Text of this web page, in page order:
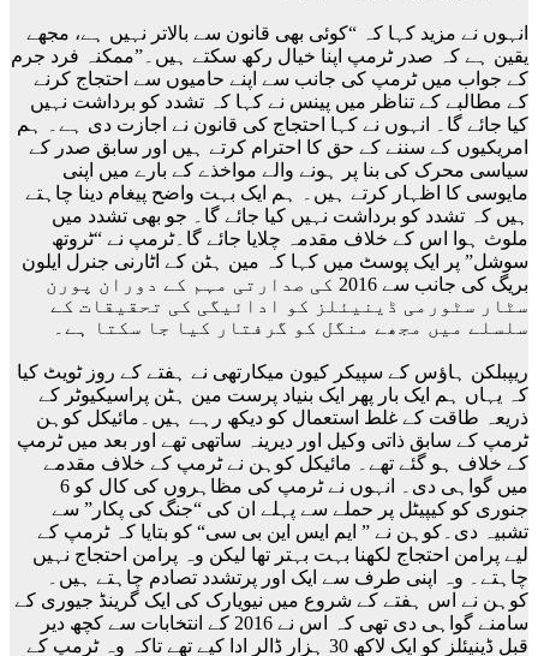
انہوں نے مزید کہا کہ “کوئی بھی قانون سے بالاتر نہیں ہے، مجھے
یقین ہے کہ صدر ٹرمپ اپنا خیال رکھ سکتے ہیں۔”ممکنہ فرد جرم
کے جواب میں ٹرمپ کی جانب سے اپنے حامیوں سے احتجاج کرنے
کے مطالبے کے تناظر میں پینس نے کہا کہ تشدد کو برداشت نہیں
کیا جائے گا۔ انہوں نے کہا احتجاج کی قانون نے اجازت دی ہے۔ ہم
امریکیوں کے سننے کے حق کا احترام کرتے ہیں اور سابق صدر کے
سیاسی محرک کی بنا پر ہونے والے مواخذے کے بارے میں اپنی
مایوسی کا اظہار کرتے ہیں۔ ہم ایک بہت واضح پیغام دینا چاہتے
ہیں کہ تشدد کو برداشت نہیں کیا جائے گا۔ جو بھی تشدد میں
ملوث ہوا اس کے خلاف مقدمہ چلایا جائے گا۔ٹرمپ نے “ٹروتھ
سوشل” پر ایک پوسٹ میں کہا کہ مین ہٹن کے اٹارنی جنرل ایلون
بریگ کی جانب سے 2016 کی صدارتی مہم کے دوران پورن
سٹار سٹورمی ڈینیئلز کو ادائیگی کی تحقیقات کے
سلسلے میں مجھے منگل کو گرفتار کیا جا سکتا ہے۔
ریپبلکن ہاؤس کے سپیکر کیون میکارتھی نے ہفتے کے روز ٹویٹ کیا
کہ یہاں ہم ایک بار پھر ایک بنیاد پرست مین ہٹن پراسیکیوٹر کے
ذریعہ طاقت کے غلط استعمال کو دیکھ رہے ہیں۔مائیکل کوہن
ٹرمپ کے سابق ذاتی وکیل اور دیرینہ ساتھی تھے اور بعد میں ٹرمپ
کے خلاف ہو گئے تھے۔ مائیکل کوہن نے ٹرمپ کے خلاف مقدمے
میں گواہی دی۔ انہوں نے ٹرمپ کی مظاہروں کی کال کو 6
جنوری کو کیپیٹل پر حملے سے پہلے ان کی “جنگ کی پکار” سے
تشبیہ دی۔کوہن نے ” ایم ایس این بی سی“ کو بتایا کہ ٹرمپ کے
لیے پرامن احتجاج لکھنا بہت بہتر تھا لیکن وہ پرامن احتجاج نہیں
چاہتے۔ وہ اپنی طرف سے ایک اور پرتشدد تصادم چاہتے ہیں۔
کوہن نے اس ہفتے کے شروع میں نیویارک کی ایک گرینڈ جیوری کے
سامنے گواہی دی تھی کہ اس نے 2016 کے انتخابات سے کچھ دیر
قبل ڈینیئلز کو ایک لاکھ 30 ہزار ڈالر ادا کیے تھے تاکہ وہ ٹرمپ کے